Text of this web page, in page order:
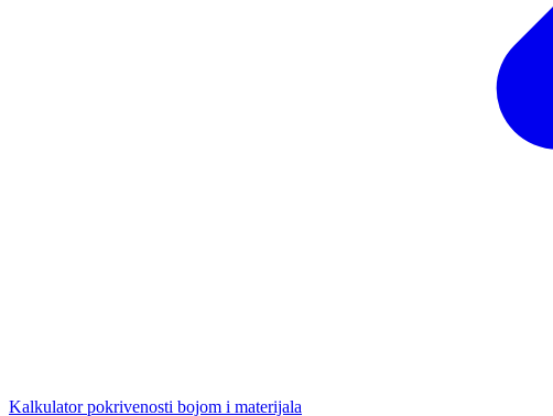
Kalkulator pokrivenosti bojom i materijala